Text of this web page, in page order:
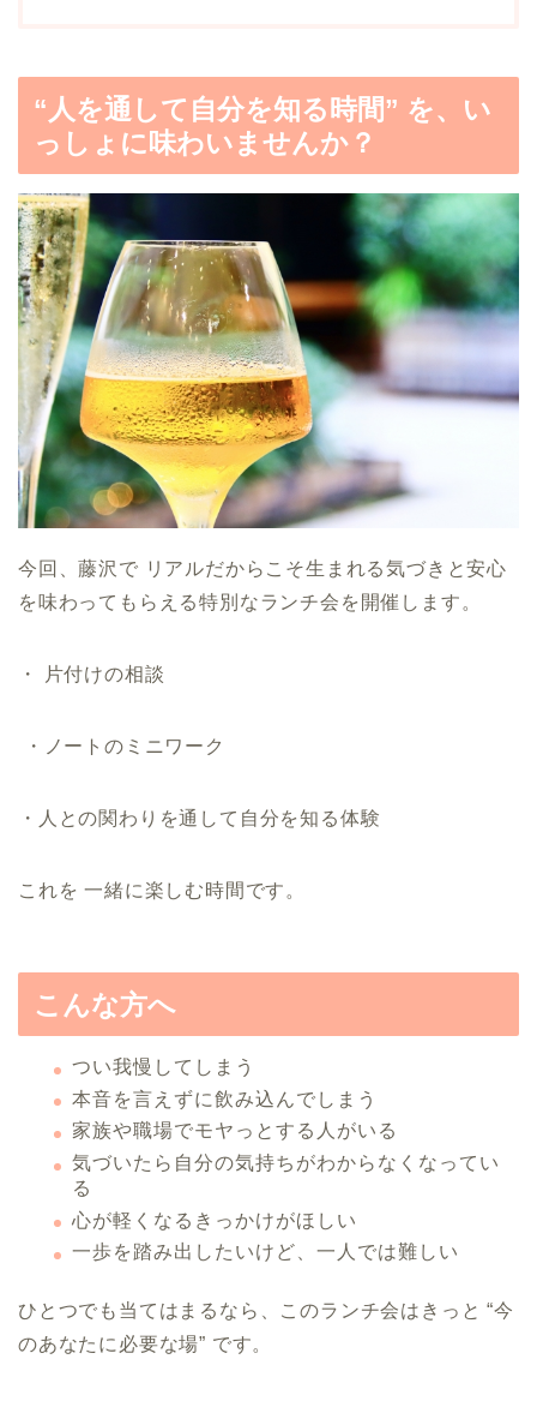
“人を通して自分を知る時間” を、い
っしょに味わいませんか？
今回、藤沢で リアルだからこそ生まれる気づきと安心
を味わってもらえる特別なランチ会を開催します。
・ 片付けの相談
・ノートのミニワーク
・人との関わりを通して自分を知る体験
これを 一緒に楽しむ時間です。
こんな方へ
つい我慢してしまう
本音を言えずに飲み込んでしまう
家族や職場でモヤっとする人がいる
気づいたら自分の気持ちがわからなくなってい
る
心が軽くなるきっかけがほしい
一歩を踏み出したいけど、一人では難しい
ひとつでも当てはまるなら、このランチ会はきっと “今
のあなたに必要な場” です。